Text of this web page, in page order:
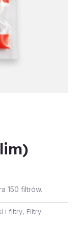
150 filtrów.
i filtry, Filtry